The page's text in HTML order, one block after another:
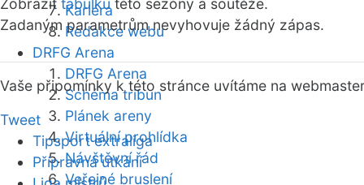
Kariéra
Redakce webu
DRFG Arena
DRFG Arena
Schéma tribun
Plánek areny
Virtuální prohlídka
Návštěvní řád
Veřejné bruslení
Zobrazit tabulku této sezóny a soutěže.
Zadaným parametrům nevyhovuje žádný zápas.
Vaše připomínky k této stránce uvítáme na webmaster
Tweet
Tipsport extraliga
Přípravná utkání